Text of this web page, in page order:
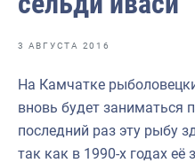
Отраслевые СМИ
Выставки и конференции
Научно-практическая
Рыбоохрана России
Отрасль в цифрах
3 АВГУСТА 2016
На Камчатке
вновь будет заниматься
последний раз эту рыбу
так как в 1990-х годах